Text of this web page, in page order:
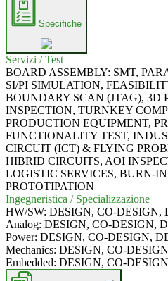
Specifiche
Servizi / Test
BOARD ASSEMBLY: SMT,
SI/PI SIMULATION,
BOUNDARY SCAN (JTAG), 3D
INSPECTION, TURNKEY
PRODUCTION EQUIPMENT,
FUNCTIONALITY TEST,
CIRCUIT (ICT) & FLYING
HIBRID CIRCUITS, AOI
LOGISTIC SERVICES, BURN-IN
PROTOTIPATION
Ingegneristica / Specializzazione
HW/SW: DESIGN, CO-DESIGN,
Analog: DESIGN, CO-DESIGN,
Power: DESIGN, CO-DESIGN,
Mechanics: DESIGN, CO-
Embedded: DESIGN, CO-